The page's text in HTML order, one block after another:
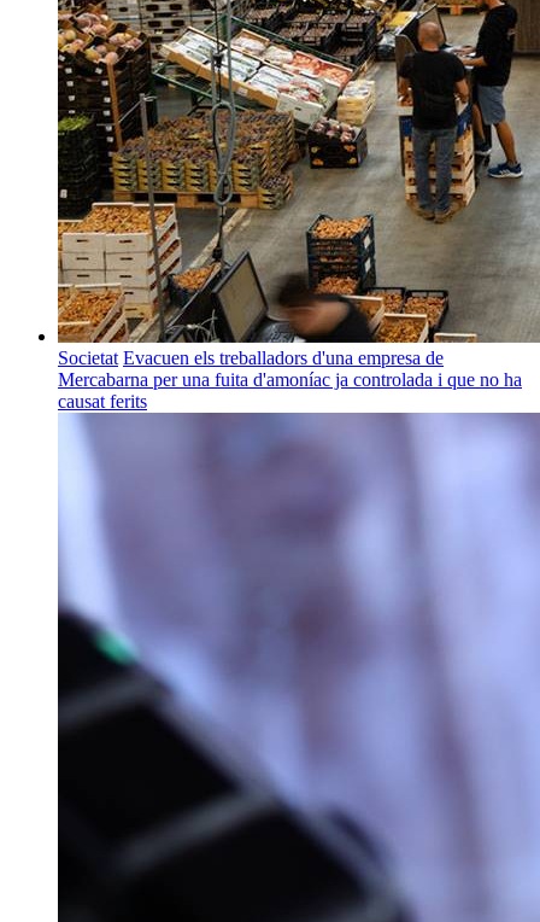
Societat Evacuen els treballadors d'una empresa de
Mercabarna per una fuita d'amoníac ja controlada i que no ha
causat ferits